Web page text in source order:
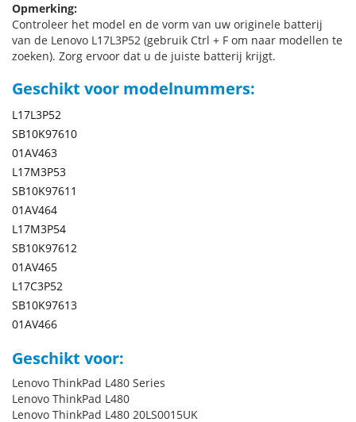
Opmerking:
Controleer het model en de vorm van uw originele batterij
van de Lenovo L17L3P52 (gebruik Ctrl + F om naar modellen te
zoeken). Zorg ervoor dat u de juiste batterij krijgt.
Geschikt voor modelnummers:
L17L3P52
SB10K97610
01AV463
L17M3P53
SB10K97611
01AV464
L17M3P54
SB10K97612
01AV465
L17C3P52
SB10K97613
01AV466
Geschikt voor:
Lenovo ThinkPad L480 Series
Lenovo ThinkPad L480
Lenovo ThinkPad L480 20LS0015UK